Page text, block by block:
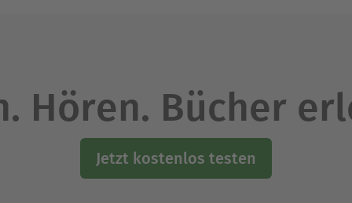
Hören. Bücher
Jetzt kostenlos testen